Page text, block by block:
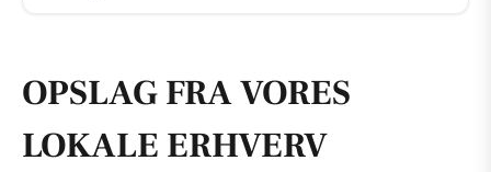
OPSLAG FRA VORES
LOKALE ERHVERV